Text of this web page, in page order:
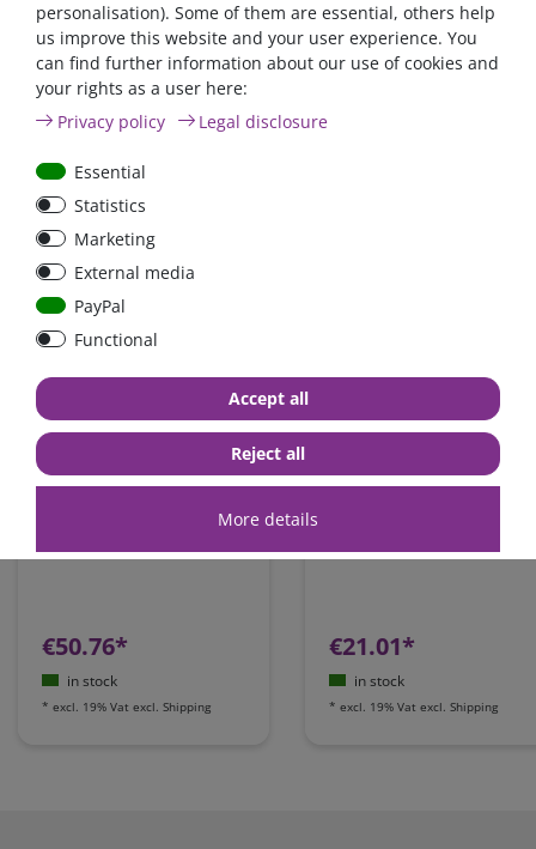
Fragen/Antworten Seite unter nachfolgendem Link:FAQ Seite
Similar articles
component adhesive
€50.76*
in stock
* excl. 19% Vat excl. Shipping
for solar cells
€21.01*
in stock
* excl. 19% Vat excl. Shipping
personalisation). Some of them are essential, others help
us improve this website and your user experience. You
can find further information about our use of cookies and
your rights as a user here:
Privacy policy
Legal disclosure
Essential
Statistics
Marketing
External media
PayPal
Functional
More details
Accept all
Reject all